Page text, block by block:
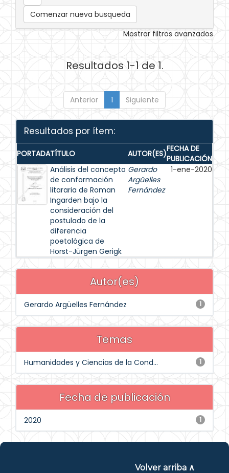
Comenzar nueva busqueda
Mostrar filtros avanzados
Resultados 1-1 de 1.
Anterior 1 Siguiente
Resultados por ítem:
PORTADATÍTULO AUTOR(ES)FECHA DE
PUBLICACIÓN
Análisis del concepto
de conformación
litararia de Roman
Ingarden bajo la
consideración del
postulado de la
diferencia
poetológica de
Horst-Jürgen Gerigk
Gerardo
Argüelles
Fernández
1-ene-2020
Autor(es)
1
Gerardo Argüelles Fernández
Temas
1
Humanidades y Ciencias de la Cond...
Fecha de publicación
1
2020
Volver arriba ∧